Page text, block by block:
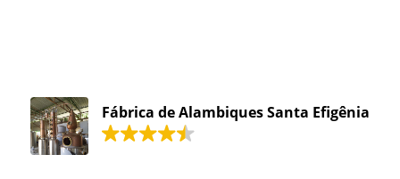
Fábrica de Alambiques Santa Efigênia